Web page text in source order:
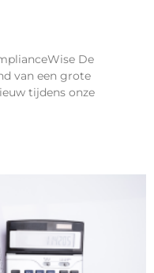
De
van een grote
tijdens onze